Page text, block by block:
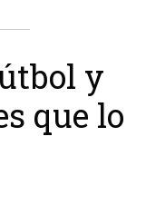
y
que lo